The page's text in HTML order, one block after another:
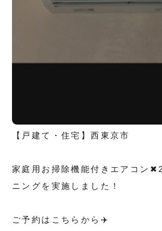
【戸建て・住宅】西東京市
家庭用お掃除機能付きエアコン
ニングを実施しました！
ご予約はこちらから✈️